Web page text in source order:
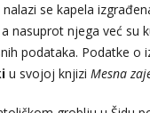
se kapela
nasuprot njega već
podataka. Podatke o
u svojoj knjizi Mesna